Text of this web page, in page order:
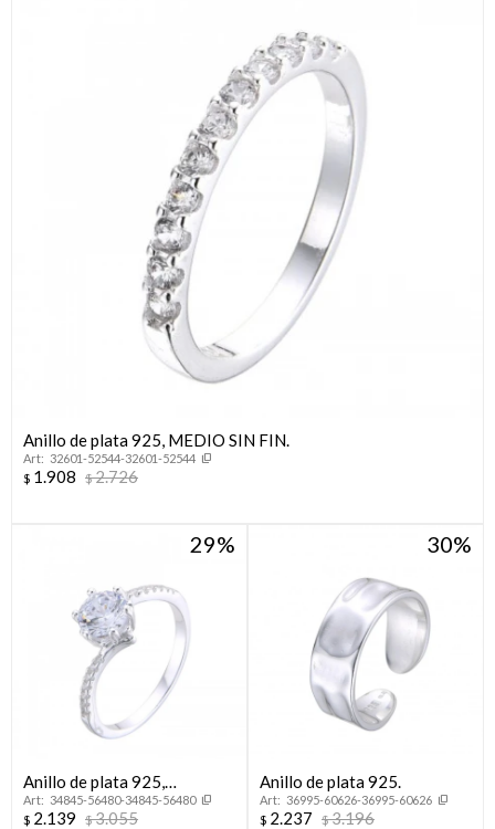
Anillo de plata 925, MEDIO SIN FIN.
32601-52544-32601-52544
$ 1.908 $2.726
29
Anillo de plata 925,
CINTILLO.
34845-56480-34845-56480
$ 2.139 $3.055
30
Anillo de plata 925.
36995-60626-36995-60626
$ 2.237 $3.196